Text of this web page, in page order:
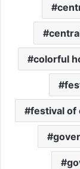
colorful
festival of